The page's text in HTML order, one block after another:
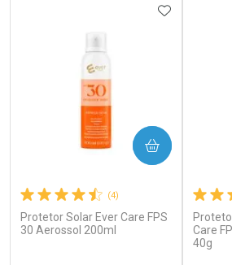
(4)
Protetor Solar Ever Care FPS
30 Aerossol 200ml
COMPRAR
Care
40g